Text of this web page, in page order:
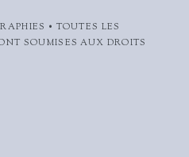
• TOUTES LES
SOUMISES AUX DROITS